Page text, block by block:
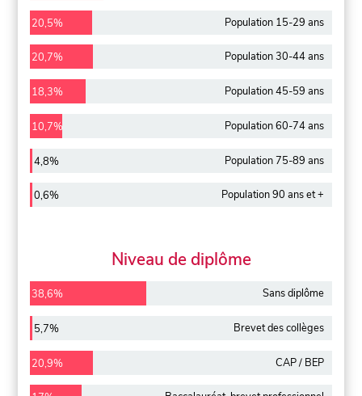
20,5% Population 15-29 ans
20,7% Population 30-44 ans
18,3% Population 45-59 ans
10,7% Population 60-74 ans
4,8% Population 75-89 ans
0,6% Population 90 ans et +
Niveau de diplôme
38,6% Sans diplôme
5,7% Brevet des collèges
20,9% CAP / BEP